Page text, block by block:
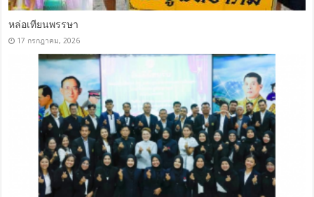
หล่อเทียนพรรษา
17 กรกฎาคม, 2026